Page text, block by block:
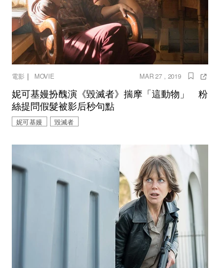
電影 ｜ MOVIE MAR 27 , 2019
妮可基嫚扮醜演《毀滅者》揣摩「這動物」 粉
絲提問假髮被影后秒句點
妮可基嫚 毀滅者